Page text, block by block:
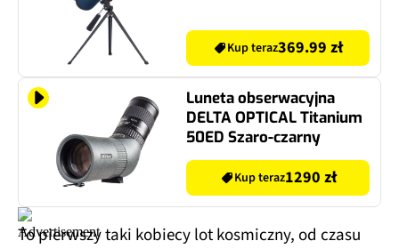
Kup teraz369.99 zł
Luneta obserwacyjna
DELTA OPTICAL Titanium
50ED Szaro-czarny
Kup teraz1290 zł
To pierwszy taki kobiecy lot kosmiczny, od czasu